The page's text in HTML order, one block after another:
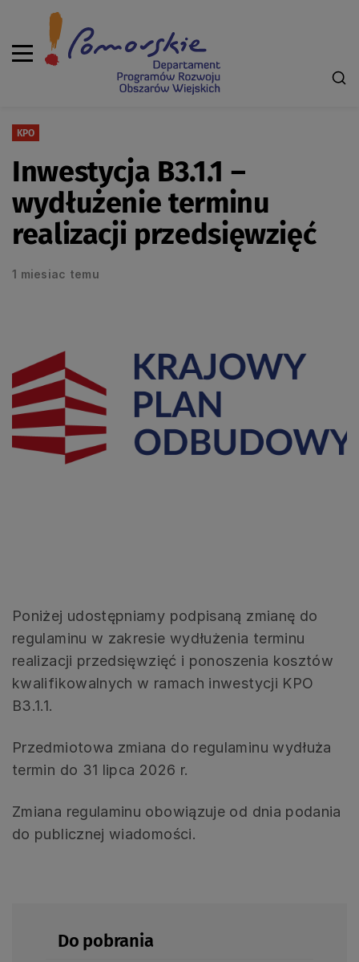
KPO
Inwestycja B3.1.1 –
wydłużenie terminu
realizacji przedsięwzięć
1 miesiac temu
Poniżej udostępniamy podpisaną zmianę do
regulaminu w zakresie wydłużenia terminu
realizacji przedsięwzięć i ponoszenia kosztów
kwalifikowalnych w ramach inwestycji KPO
B3.1.1.
Przedmiotowa zmiana do regulaminu wydłuża
termin do 31 lipca 2026 r.
Zmiana regulaminu obowiązuje od dnia podania
do publicznej wiadomości.
Do pobrania